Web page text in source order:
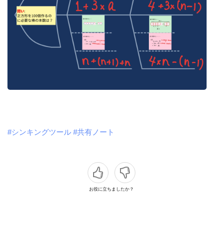
#シンキングツール #共有ノート
お役に立ちましたか？